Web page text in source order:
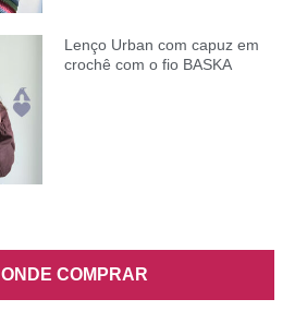
Lenço Urban com capuz em
crochê com o fio BASKA
ONDE COMPRAR